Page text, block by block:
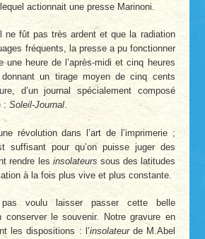
actionnait une presse Marinoni.
ne fût pas très ardent et que la radiation
fréquents, la presse a pu fonctionner
une heure de l’après-midi et cinq heures
un tirage moyen de cinq cents
d’un journal spécialement composé
:Soleil-Journal.
révolution dans l’art de l’imprimerie ;
suffisant pour qu’on puisse juger des
rendre les insolateurs sous des latitudes
à la fois plus vive et plus constante.
pas voulu laisser passer cette belle
conserver le souvenir. Notre gravure en
les dispositions : l’insolateurde M.Abel